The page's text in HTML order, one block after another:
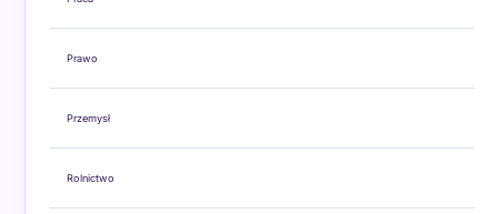
Prawo
Przemysł
Rolnictwo